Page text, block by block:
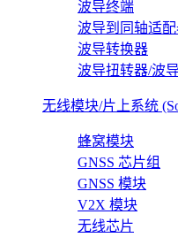
波导终端
波导到同轴适
波导转换器
波导扭转器/波
无线模块/片上系统
蜂窝模块
GNSS 芯片组
GNSS 模块
V2X 模块
无线芯片